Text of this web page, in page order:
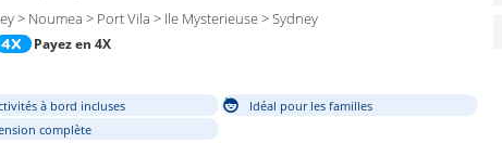
> Noumea > Port Vila > Ile Mysterieuse > Sydney
Payez en 4X
à bord incluses
Idéal pour les familles
complète